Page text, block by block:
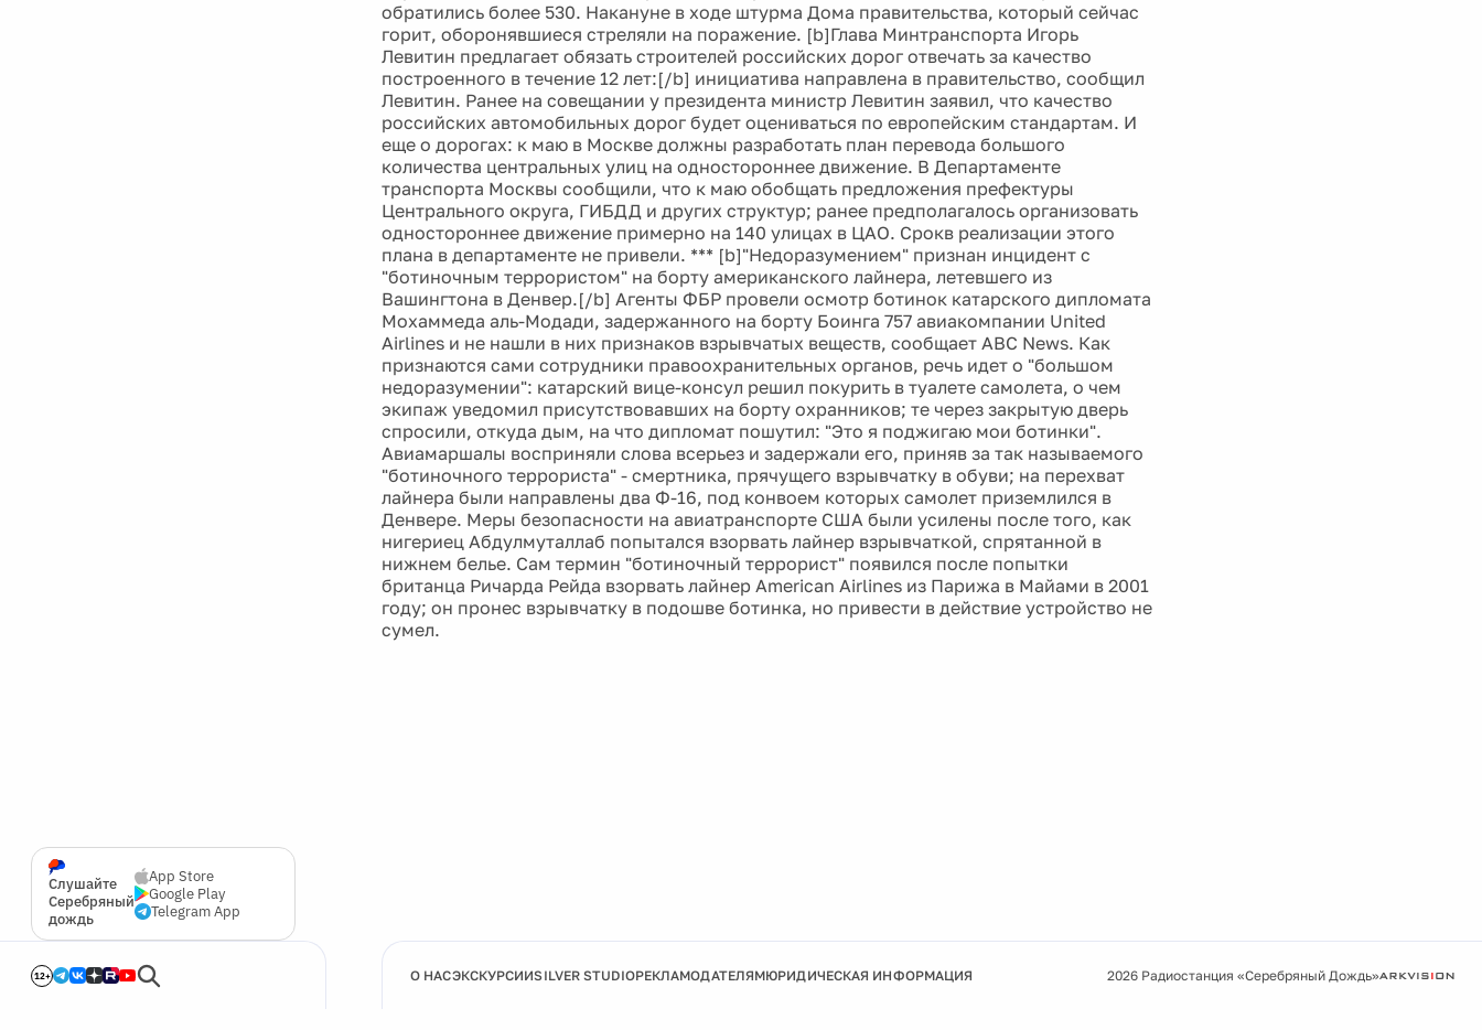
Слушайте
Серебряный
дождь
App Store
Google Play
Telegram App
12+
обратились более 530. Накануне в ходе штурма Дома правительства, который сейчас
горит, оборонявшиеся стреляли на поражение. [b]Глава Минтранспорта Игорь
Левитин предлагает обязать строителей российских дорог отвечать за качество
построенного в течение 12 лет:[/b] инициатива направлена в правительство, сообщил
Левитин. Ранее на совещании у президента министр Левитин заявил, что качество
российских автомобильных дорог будет оцениваться по европейским стандартам. И
еще о дорогах: к маю в Москве должны разработать план перевода большого
количества центральных улиц на одностороннее движение. В Департаменте
транспорта Москвы сообщили, что к маю обобщать предложения префектуры
Центрального округа, ГИБДД и других структур; ранее предполагалось организовать
одностороннее движение примерно на 140 улицах в ЦАО. Срокв реализации этого
плана в департаменте не привели. *** [b]"Недоразумением" признан инцидент с
"ботиночным террористом" на борту американского лайнера, летевшего из
Вашингтона в Денвер.[/b] Агенты ФБР провели осмотр ботинок катарского дипломата
Мохаммеда аль-Модади, задержанного на борту Боинга 757 авиакомпании United
Airlines и не нашли в них признаков взрывчатых веществ, сообщает ABC News. Как
признаются сами сотрудники правоохранительных органов, речь идет о "большом
недоразумении": катарский вице-консул решил покурить в туалете самолета, о чем
экипаж уведомил присутствовавших на борту охранников; те через закрытую дверь
спросили, откуда дым, на что дипломат пошутил: "Это я поджигаю мои ботинки".
Авиамаршалы восприняли слова всерьез и задержали его, приняв за так называемого
"ботиночного террориста" - смертника, прячущего взрывчатку в обуви; на перехват
лайнера были направлены два Ф-16, под конвоем которых самолет приземлился в
Денвере. Меры безопасности на авиатранспорте США были усилены после того, как
нигериец Абдулмуталлаб попытался взорвать лайнер взрывчаткой, спрятанной в
нижнем белье. Сам термин "ботиночный террорист" появился после попытки
британца Ричарда Рейда взорвать лайнер American Airlines из Парижа в Майами в 2001
году; он пронес взрывчатку в подошве ботинка, но привести в действие устройство не
сумел.
О НАСЭКСКУРСИИSILVER STUDIOРЕКЛАМОДАТЕЛЯМЮРИДИЧЕСКАЯ ИНФОРМАЦИЯ 2026 Радиостанция «Серебряный Дождь»